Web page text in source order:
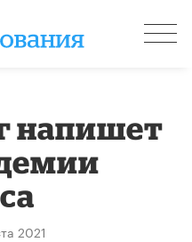
напишет
2021